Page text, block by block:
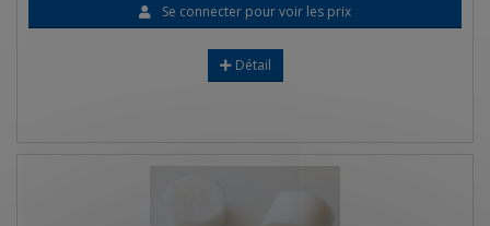
Se connecter pour voir les prix
Détail